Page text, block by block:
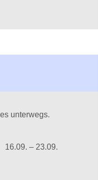
unterwegs.
16.09. – 23.09.